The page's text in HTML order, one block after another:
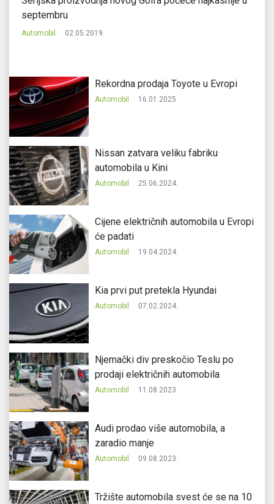
septembru
Automobil 02.05.2019.
Rekordna prodaja Toyote u Evropi
Automobil 16.01.2025.
Nissan zatvara veliku fabriku
automobila u Kini
Automobil 25.06.2024.
Cijene električnih automobila u Evropi
će padati
Automobil 19.04.2024.
Kia prvi put pretekla Hyundai
Automobil 07.02.2024.
Njemački div preskočio Teslu po
prodaji električnih automobila
Automobil 11.08.2023.
Audi prodao više automobila, a
zaradio manje
Automobil 09.08.2023.
Tržište automobila svest će se na 10